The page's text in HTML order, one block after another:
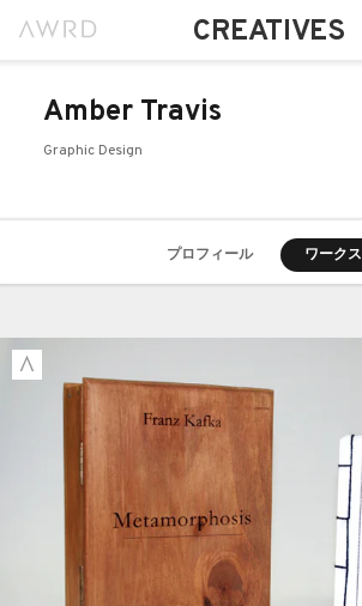
CREATIVES
Amber Travis
Graphic Design
プロフィール ワークス